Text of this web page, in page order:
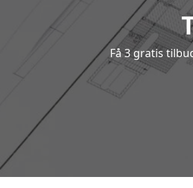
Få 3 gratis